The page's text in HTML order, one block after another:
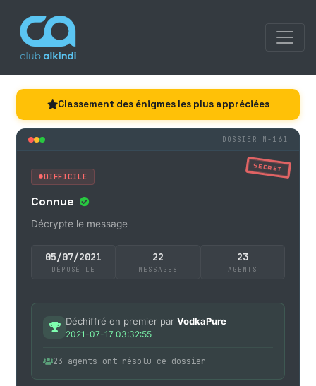
Classement des énigmes les plus appréciées
DOSSIER N-161
SECRET
DIFFICILE
Connue
Décrypte le message
05/07/2021
DÉPOSÉ LE
22
MESSAGES
23
AGENTS
Déchiffré en premier par VodkaPure
2021-07-17 03:32:55
23 agents ont résolu ce dossier